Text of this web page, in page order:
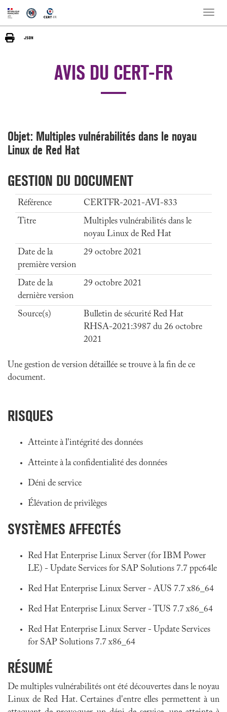
Toggle
AVIS DU CERT-FR
Objet: Multiples vulnérabilités dans le noyau
Linux de Red Hat
GESTION DU DOCUMENT
Référence
CERTFR-2021-AVI-833
Titre
Multiples vulnérabilités dans le
noyau Linux de Red Hat
Date de la
première version
29 octobre 2021
Date de la
dernière version
29 octobre 2021
Source(s)
Bulletin de sécurité Red Hat
RHSA-2021:3987 du 26 octobre
2021
Une gestion de version détaillée se trouve à la fin de ce
document.
RISQUES
Atteinte à l'intégrité des données
Atteinte à la confidentialité des données
Déni de service
Élévation de privilèges
SYSTÈMES AFFECTÉS
Red Hat Enterprise Linux Server (for IBM Power
LE) - Update Services for SAP Solutions 7.7 ppc64le
Red Hat Enterprise Linux Server - AUS 7.7 x86_64
Red Hat Enterprise Linux Server - TUS 7.7 x86_64
Red Hat Enterprise Linux Server - Update Services
for SAP Solutions 7.7 x86_64
RÉSUMÉ
De multiples vulnérabilités ont été découvertes dans le noyau
Linux de Red Hat. Certaines d'entre elles permettent à un